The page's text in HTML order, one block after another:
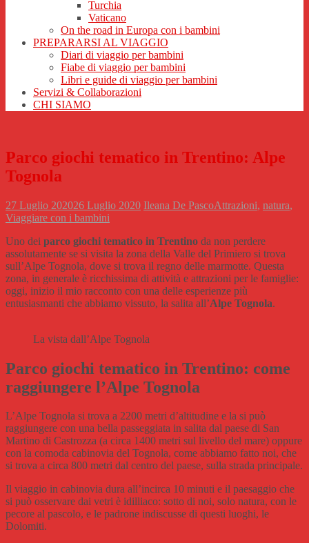
Turchia
Vaticano
On the road in Europa con i bambini
PREPARARSI AL VIAGGIO
Diari di viaggio per bambini
Fiabe di viaggio per bambini
Libri e guide di viaggio per bambini
Servizi & Collaborazioni
CHI SIAMO
Parco giochi tematico in Trentino: Alpe
Tognola
27 Luglio 202026 Luglio 2020 Ileana De PascoAttrazioni, natura,
Viaggiare con i bambini
Uno dei parco giochi tematico in Trentino da non perdere
assolutamente se si visita la zona della Valle del Primiero si trova
sull’Alpe Tognola, dove si trova il regno delle marmotte. Questa
zona, in generale è ricchissima di attività e attrazioni per le famiglie:
oggi, inizio il mio racconto con una delle esperienze più
entusiasmanti che abbiamo vissuto, la salita all’Alpe Tognola.
La vista dall’Alpe Tognola
Parco giochi tematico in Trentino: come
raggiungere l’Alpe Tognola
L’Alpe Tognola si trova a 2200 metri d’altitudine e la si può
raggiungere con una bella passeggiata in salita dal paese di San
Martino di Castrozza (a circa 1400 metri sul livello del mare) oppure
con la comoda cabinovia del Tognola, come abbiamo fatto noi, che
si trova a circa 800 metri dal centro del paese, sulla strada principale.
Il viaggio in cabinovia dura all’incirca 10 minuti e il paesaggio che
si può osservare dai vetri è idilliaco: sotto di noi, solo natura, con le
pecore al pascolo, e le padrone indiscusse di questi luoghi, le
Dolomiti.